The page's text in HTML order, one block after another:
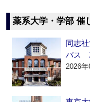
薬系大学・学部 催
同志
パス
2026